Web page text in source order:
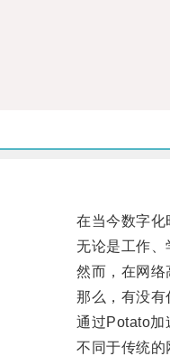
在当今数字化时
无论是工作、学
然而，在网络高
那么，有没有什
通过Potato加速
不同于传统的网